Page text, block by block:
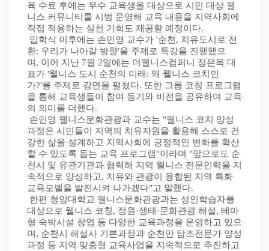
육 수료 후에는 우수 교육생을 대상으로 시민 대상 웰
니스 커뮤니티를 시범 운영해 교육 내용을 지역사회에
직접 적용하는 실천 기회도 제공할 예정이다.
입학식 이후에는 손민영 교수가 '순천, 치유도시로 전
환: 우리가 나아갈 방향'을 주제로 특강을 진행했으
며 , 이어 지난 7월 2일에는 더웰니스컴퍼니 정은옥 대
표가 '웰니스 도시 순천의 미래 : 왜 웰니스 코치인
가?'를 주제로 강연을 펼쳤다. 또한 그룹 코칭 프로그램
을 통해 교육생들이 참여 동기와 비전을 공유하며 교육
의 의미를 더했다.
손민영 웰니스문화관광과 교수는 "웰니스 코치 양성
과정은 시민들이 지역의 치유자원을 활용해 스스로 건
강한 삶을 설계하고 지역사회에 긍정적인 변화를 확산
할 수 있도록 돕는 교육 프로그램"이라며 "앞으로도 순
천시 및 유관기관과 협력해 지역 웰니스 전문인력을 지
속적으로 양성하고, 치유와 관광이 융합된 지역 특화
교육모델을 발전시켜 나가겠다"고 말했다.
한편 청암대학교 웰니스문화관광과는 성인학습자를
대상으로 웰니스 코칭, 정원·생태 ·문화관광 해설, 테마
형 숙박시설 창업 등 다양한 교육과정을 운영하고 있으
며 , 순천시 해설사 기본과정과 순천만 탐조전문가 양성
과정 등 지역 맞춤형 교육사업을 지속적으로 추진하고